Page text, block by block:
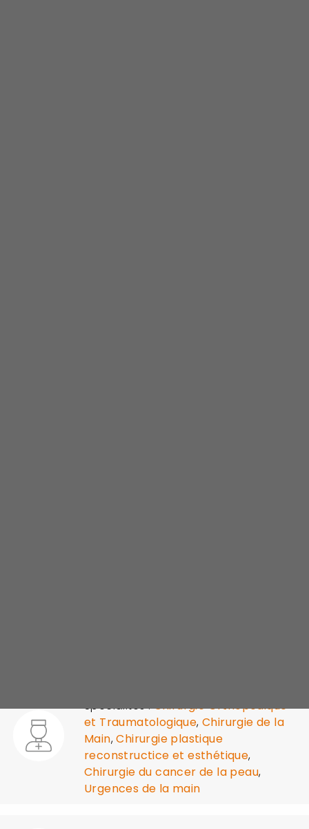
Spécialités :Chirurgie Orthopédique
et Traumatologique,Chirurgie de la
Main,Chirurgie plastique
reconstructice et esthétique,
Chirurgie du cancer de la peau,
Urgences de la main